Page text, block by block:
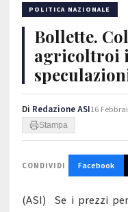
POLITICA NAZIONALE
Bollette.
agricoltroi
Di Redazione ASI16
Stampa
CONDIVIDI Facebook
(ASI) Se i prezzi